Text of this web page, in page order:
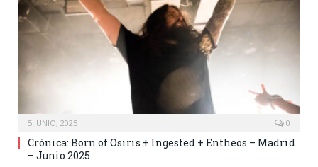
5 JUNIO, 2025 0
Crónica: Born of Osiris + Ingested + Entheos – Madrid
– Junio 2025